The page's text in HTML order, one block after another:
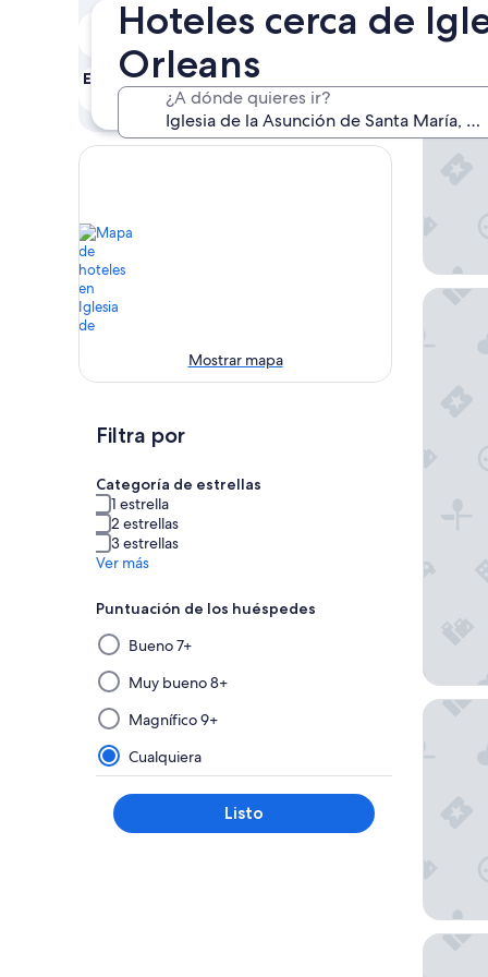
Hoteles cerca de
Orleans
¿A dónde quieres ir?
Hoy
6 ago. - 7 ago.
Mañana
Este fin de semana
7 ago. - 9 ago.
semana
14 ago. - 16 ago.
Mostrar mapa
Filtra por
Categoría de estrellas
1 estrella
2 estrellas
3 estrellas
Ver más
Puntuación de los huéspedes
Al
seleccionar
y
aplicar
un
filtro
de
este
grupo,
Bueno 7+
Muy bueno 8+
Magnífico 9+
Cualquiera
Listo
Copper
The
Maison